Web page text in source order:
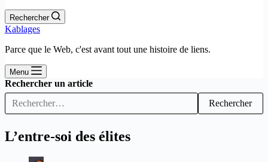
Rechercher
Kablages
Parce que le Web, c'est avant tout une histoire de liens.
Menu
Rechercher un article
Rechercher
L’entre-soi des élites